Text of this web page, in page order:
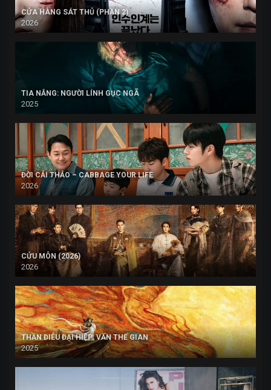
CỬA HÀNG SÁT THỦ (PHẦN 2)
2026
TIA NẮNG: NGƯỜI LÍNH GỤC NGÃ
2025
ĐỜI CẢI THẢO – CABBAGE YOUR LIFE
2026
CỬU MÔN (2026)
2026
THẦN ĐIÊU ĐẠI HIỆP: VẤN THẾ GIAN
2025